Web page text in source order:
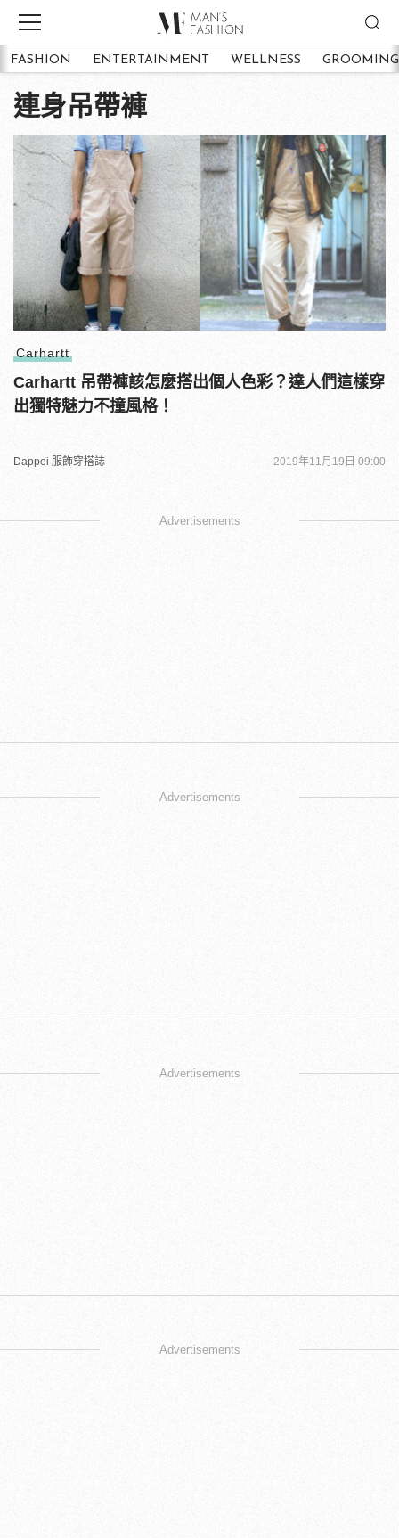
FASHION ENTERTAINMENT WELLNESS GROOMING
連身吊帶褲
Carhartt
Carhartt 吊帶褲該怎麼搭出個人色彩？達人們這樣穿
出獨特魅力不撞風格！
Dappei 服飾穿搭誌 2019年11月19日 09:00
Advertisements
Advertisements
Advertisements
Advertisements